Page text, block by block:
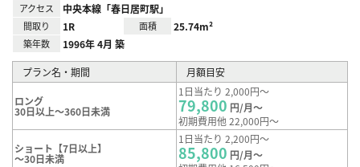
アクセス 中央本線「春日居町駅」
間取り 1R 面積 25.74m²
築年数 1996年 4月 築
プラン名・期間 月額目安
ロング
30日以上～360日未満
1日当たり 2,000円～
79,800 円/月～
初期費用他 22,000円～
ショート【7日以上】
～30日未満
1日当たり 2,200円～
85,800 円/月～